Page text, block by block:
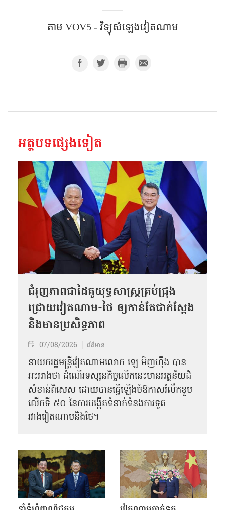
តាម VOV5 - វិទ្យុសំឡេង​វៀតណាម
អត្ថបទផ្សេងទៀត
ជំរុញភាពជាដៃគូយុទ្ធសាស្ត្រគ្រប់ជ្រុង
ជ្រោយវៀតណាម-ថៃ ឲ្យកាន់តែជាក់ស្ដែង
និងមានប្រសិទ្ធភាព
07/08/2026 ព័ត៌មាន
នាយករដ្ឋមន្ត្រីវៀតណាមលោក ឡេ មិញហ៊ឹង បាន
អះអាងថា ដំណើរទស្សនកិច្ចលើកនេះមានអត្ថន័យដ៏
សំខាន់ពិសេស ដោយបានធ្វើឡើងចំឱកាសរំលឹកខួប
លើកទី ៥០ នៃការបង្កើតទំនាក់ទំនងការទូត
រវាងវៀតណាមនិងថៃ។